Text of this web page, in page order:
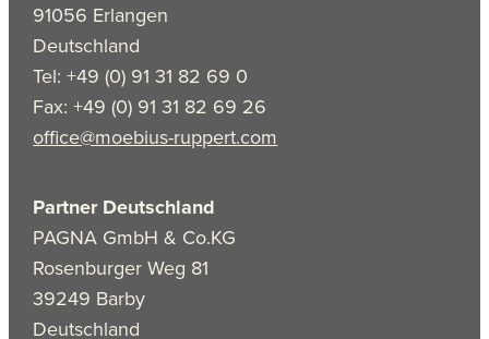
91056 Erlangen
Deutschland
Tel: +49 (0) 91 31 82 69 0
Fax: +49 (0) 91 31 82 69 26
office@moebius-ruppert.com
Partner Deutschland
PAGNA GmbH & Co.KG
Rosenburger Weg 81
39249 Barby
Deutschland